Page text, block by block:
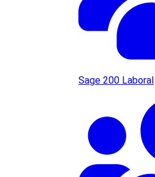
Sage 200 Laboral